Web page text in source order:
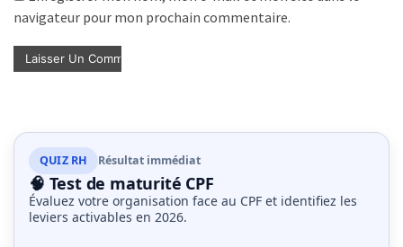
navigateur pour mon prochain commentaire.
QUIZ RH Résultat immédiat
🧠 Test de maturité CPF
Évaluez votre organisation face au CPF et identifiez les
leviers activables en 2026.